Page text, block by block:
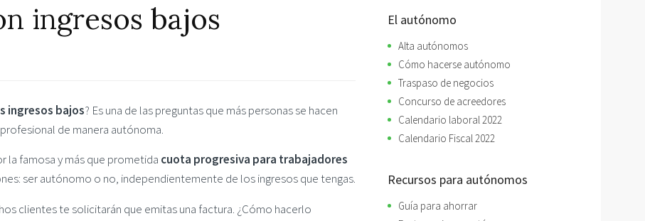
ingresos bajos
ingresos bajos? Es una de las preguntas que más personas se hacen
de manera autónoma.
la famosa y más que prometida cuota progresiva para trabajadores
ser autónomo o no, independientemente de los ingresos que tengas.
clientes te solicitarán que emitas una factura. ¿Cómo hacerlo
El autónomo
Alta autónomos
Cómo hacerse autónomo
Traspaso de negocios
Concurso de acreedores
Calendario laboral 2022
Calendario Fiscal 2022
Recursos para autónomos
Guía para ahorrar